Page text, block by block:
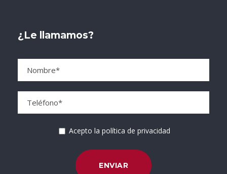
¿Le llamamos?
Acepto la política de privacidad